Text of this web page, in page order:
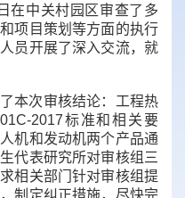
在中关村园区审查了多
项目策划等方面的执行
员开展了深入交流，就
本次审核结论：工程热
2017标准和相关要
机和发动机两个产品通
代表研究所对审核组三
相关部门针对审核组提
制定纠正措施，尽快完